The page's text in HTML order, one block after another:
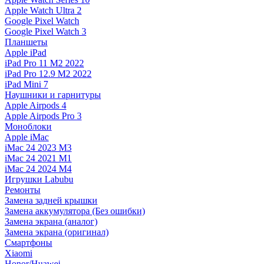
Apple Watch Ultra 2
Google Pixel Watch
Google Pixel Watch 3
Планшеты
Apple iPad
iPad Pro 11 M2 2022
iPad Pro 12.9 M2 2022
iPad Mini 7
Наушники и гарнитуры
Apple Airpods 4
Apple Airpods Pro 3
Моноблоки
Apple iMac
iMac 24 2023 M3
iMac 24 2021 M1
iMac 24 2024 M4
Игрушки Labubu
Ремонты
Замена задней крышки
Замена аккумулятора (Без ошибки)
Замена экрана (аналог)
Замена экрана (оригинал)
Смартфоны
Xiaomi